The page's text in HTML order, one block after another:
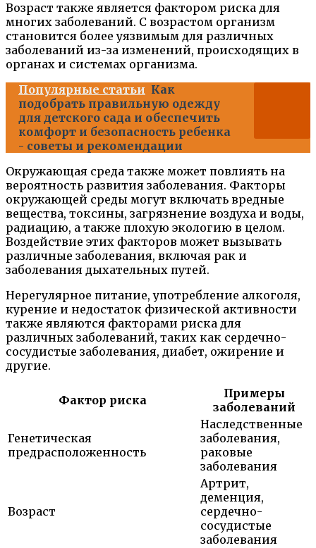
Возраст также является фактором риска для
многих заболеваний. С возрастом организм
становится более уязвимым для различных
заболеваний из-за изменений, происходящих в
органах и системах организма.
Популярные статьи Как
подобрать правильную одежду
для детского сада и обеспечить
комфорт и безопасность ребенка
- советы и рекомендации
Окружающая среда также может повлиять на
вероятность развития заболевания. Факторы
окружающей среды могут включать вредные
вещества, токсины, загрязнение воздуха и воды,
радиацию, а также плохую экологию в целом.
Воздействие этих факторов может вызывать
различные заболевания, включая рак и
заболевания дыхательных путей.
Нерегулярное питание, употребление алкоголя,
курение и недостаток физической активности
также являются факторами риска для
различных заболеваний, таких как сердечно-
сосудистые заболевания, диабет, ожирение и
другие.
Фактор риска
Примеры
заболеваний
Генетическая
предрасположенность
Наследственные
заболевания,
раковые
заболевания
Возраст
Артрит,
деменция,
сердечно-
сосудистые
заболевания